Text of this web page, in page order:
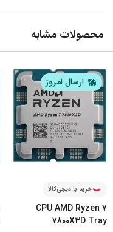
محصولات مشابه
ارسال امروز
خرید با دیجی‌کالا
CPU AMD Ryzen 7
7800X3D Tray